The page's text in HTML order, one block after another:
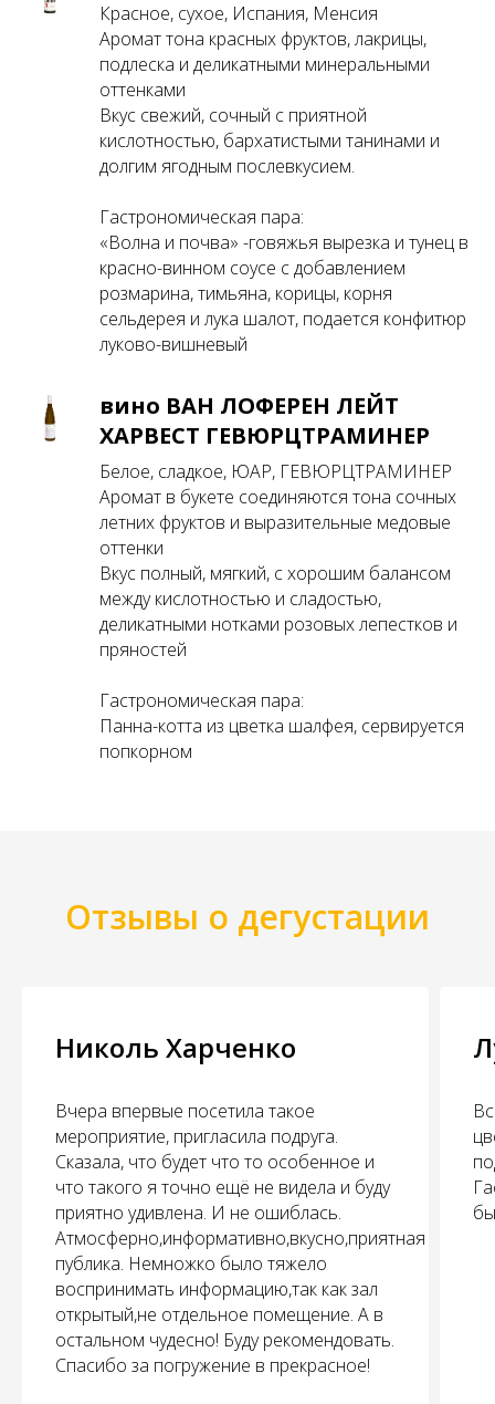
Красное, сухое, Испания, Менсия
Аромат тона красных фруктов, лакрицы,
подлеска и деликатными минеральными
оттенками
Вкус свежий, сочный с приятной
кислотностью, бархатистыми танинами и
долгим ягодным послевкусием.
Гастрономическая пара:
«Волна и почва» -говяжья вырезка и тунец в
красно-винном соусе с добавлением
розмарина, тимьяна, корицы, корня
сельдерея и лука шалот, подается конфитюр
луково-вишневый
вино ВАН ЛОФЕРЕН ЛЕЙТ
ХАРВЕСТ ГЕВЮРЦТРАМИНЕР
Белое, сладкое, ЮАР, ГЕВЮРЦТРАМИНЕР
Аромат в букете соединяются тона сочных
летних фруктов и выразительные медовые
оттенки
Вкус полный, мягкий, с хорошим балансом
между кислотностью и сладостью,
деликатными нотками розовых лепестков и
пряностей
Гастрономическая пара:
Панна-котта из цветка шалфея, сервируется
попкорном
Отзывы о дегустации
Николь Харченко
Вчера впервые посетила такое
мероприятие, пригласила подруга.
Сказала, что будет что то особенное и
что такого я точно ещё не видела и буду
приятно удивлена. И не ошиблась.
Атмосферно,информативно,вкусно,приятная
публика. Немножко было тяжело
воспринимать информацию,так как зал
открытый,не отдельное помещение. А в
остальном чудесно! Буду рекомендовать.
Спасибо за погружение в прекрасное!